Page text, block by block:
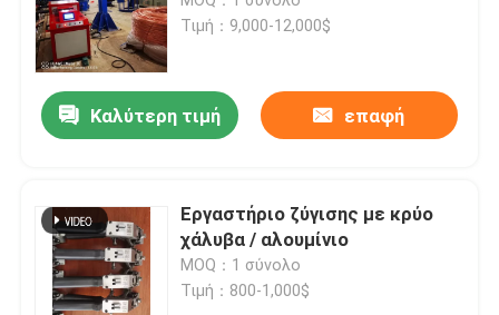
Τιμή：9,000-12,000$
Καλύτερη τιμή επαφή
Εργαστήριο ζύγισης με κρύο
χάλυβα / αλουμίνιο
MOQ：1 σύνολο
Τιμή：800-1,000$